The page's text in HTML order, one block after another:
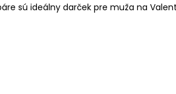
sú ideálny darček pre muža na